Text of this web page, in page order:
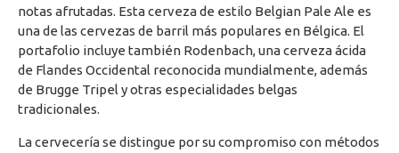
notas afrutadas. Esta cerveza de estilo Belgian Pale Ale es
una de las cervezas de barril más populares en Bélgica. El
portafolio incluye también Rodenbach, una cerveza ácida
de Flandes Occidental reconocida mundialmente, además
de Brugge Tripel y otras especialidades belgas
tradicionales.
La cervecería se distingue por su compromiso con métodos